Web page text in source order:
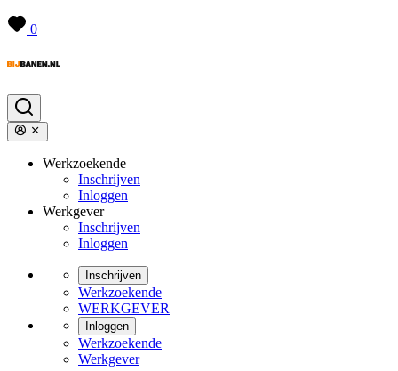
0
Werkzoekende
Inschrijven
Inloggen
Werkgever
Inschrijven
Inloggen
Inschrijven
Werkzoekende
WERKGEVER
Inloggen
Werkzoekende
Werkgever